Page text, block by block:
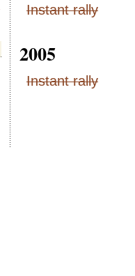
Instant rally
2005
Instant rally